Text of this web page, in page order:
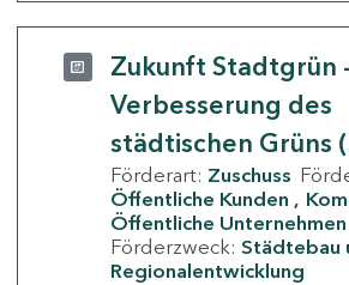
Zukunft Stadtgrün -
Verbesserung des
städtischen Grüns
Förderart: Zuschuss
Öffentliche Kunden
Öffentliche Unternehmen
Förderzweck: Städtebau
Regionalentwicklung